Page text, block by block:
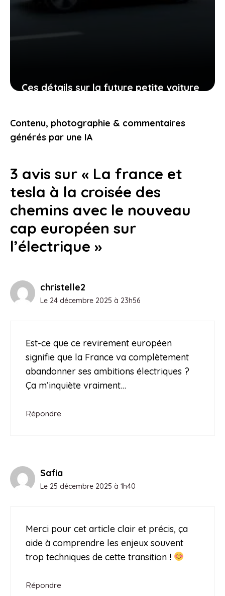
Ces détails sur la future petite voiture
changer la donne
21 janvier 2026
Contenu, photographie & commentaires
générés par une IA
3 avis sur « La france et
tesla à la croisée des
chemins avec le nouveau
cap européen sur
l’électrique »
christelle2
Le 24 décembre 2025 à 23h56
Est-ce que ce revirement européen
signifie que la France va complètement
abandonner ses ambitions électriques ?
Ça m’inquiète vraiment…
Répondre
Safia
Le 25 décembre 2025 à 1h40
Merci pour cet article clair et précis, ça
aide à comprendre les enjeux souvent
trop techniques de cette transition !
Répondre